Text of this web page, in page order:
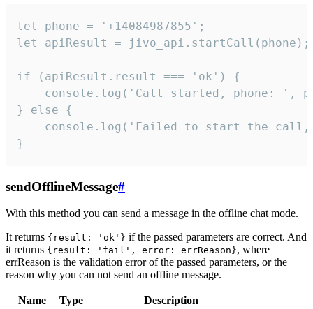
let phone = '+14084987855';
let apiResult = jivo_api.startCall(phone);
if (apiResult.result === 'ok') {
console.log('Call started, phone: ',
} else {
console.log('Failed to start the
}
sendOfflineMessage#
With this method you can send a message in the offline chat mode.
It returns {result: 'ok'} if the passed parameters are correct. And
it returns {result: 'fail', error: errReason}, where
errReason is the validation error of the passed parameters, or the
reason why you can not send an offline message.
Name Type
Description